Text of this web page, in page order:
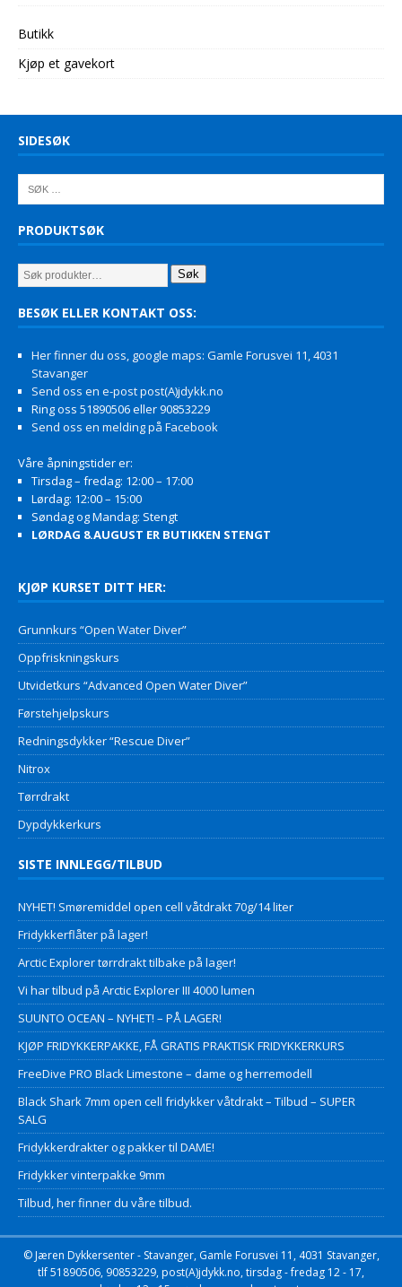
Butikk
Kjøp et gavekort
SIDESØK
PRODUKTSØK
Søk
BESØK ELLER KONTAKT OSS:
Her finner du oss, google maps: Gamle Forusvei 11, 4031
Stavanger
Send oss en e-post post(A)jdykk.no
Ring oss 51890506 eller 90853229
Send oss en melding på Facebook
Våre åpningstider er:
Tirsdag – fredag: 12:00 – 17:00
Lørdag: 12:00 – 15:00
Søndag og Mandag: Stengt
LØRDAG 8.AUGUST ER BUTIKKEN STENGT
KJØP KURSET DITT HER:
Grunnkurs “Open Water Diver”
Oppfriskningskurs
Utvidetkurs “Advanced Open Water Diver”
Førstehjelpskurs
Redningsdykker “Rescue Diver”
Nitrox
Tørrdrakt
Dypdykkerkurs
SISTE INNLEGG/TILBUD
NYHET! Smøremiddel open cell våtdrakt 70g/14 liter
Fridykkerflåter på lager!
Arctic Explorer tørrdrakt tilbake på lager!
Vi har tilbud på Arctic Explorer III 4000 lumen
SUUNTO OCEAN – NYHET! – PÅ LAGER!
KJØP FRIDYKKERPAKKE, FÅ GRATIS PRAKTISK FRIDYKKERKURS
FreeDive PRO Black Limestone – dame og herremodell
Black Shark 7mm open cell fridykker våtdrakt – Tilbud – SUPER
SALG
Fridykkerdrakter og pakker til DAME!
Fridykker vinterpakke 9mm
Tilbud, her finner du våre tilbud.
© Jæren Dykkersenter - Stavanger, Gamle Forusvei 11, 4031 Stavanger,
tlf 51890506, 90853229, post(A)jdykk.no, tirsdag - fredag 12 - 17,